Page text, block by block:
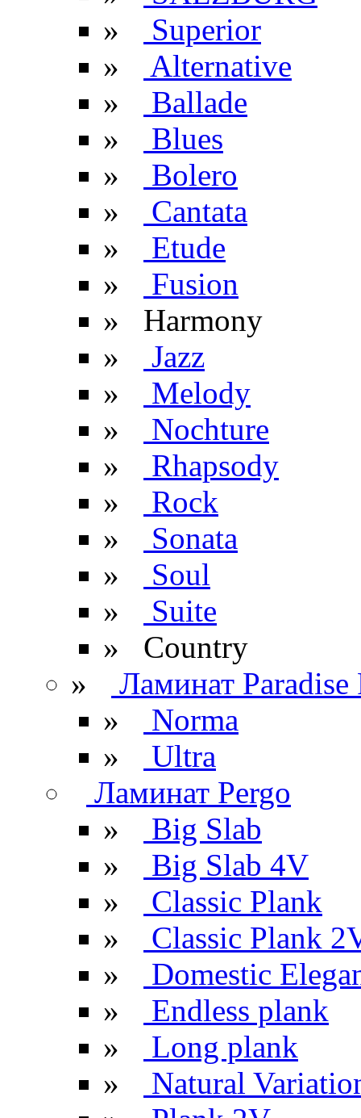
»
Superior
»
Alternative
»
Ballade
»
Blues
»
Bolero
»
Cantata
»
Etude
»
Fusion
» Harmony
»
Jazz
»
Melody
»
Nochture
»
Rhapsody
»
Rock
»
Sonata
»
Soul
»
Suite
» Сountry
»
Ламинат Paradise
»
Norma
»
Ultra
Ламинат Pergo
»
Big Slab
»
Big Slab 4V
»
Classic Plank
»
Classic Plank
»
Domestic
»
Endless plank
»
Long plank
»
Natural